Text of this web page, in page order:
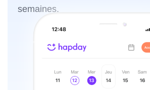
semaines.